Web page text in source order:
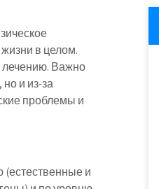
в целом.
Важно
и из-за
проблемы и
и